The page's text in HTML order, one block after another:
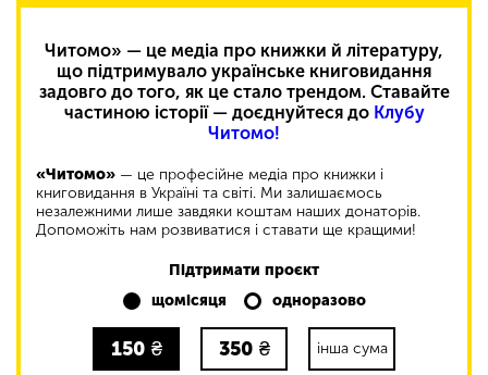
Читомо» — це медіа про книжки й літературу,
що підтримувало українське книговидання
задовго до того, як це стало трендом. Ставайте
частиною історії — доєднуйтеся до Клубу
Читомо!
«Читомо» — це професійне медіа про книжки і
книговидання в Україні та світі. Ми залишаємось
незалежними лише завдяки коштам наших донаторів.
Допоможіть нам розвиватися і ставати ще кращими!
Підтримати проєкт
щомісяця
одноразово
150 ₴ 350 ₴ інша сума